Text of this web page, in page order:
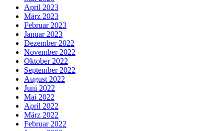
April 2023
März 2023
Februar 2023
Januar 2023
Dezember 2022
November 2022
Oktober 2022
September 2022
August 2022
Juni 2022
Mai 2022
April 2022
März 2022
Februar 2022